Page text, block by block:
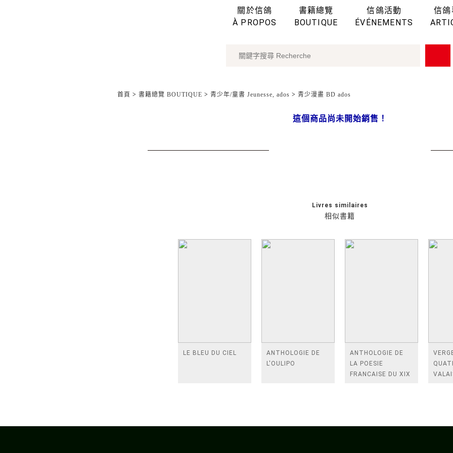
關於信鴿
À PROPOS
書籍總覽
BOUTIQUE
信鴿活動
ÉVÉNEMENTS
信鴿
首頁 > 書籍總覽 BOUTIQUE > 青少年/童書 Jeunesse, ados > 青少漫畫 BD ados
這個商品尚未開始銷售！
相似書籍
Livres similaires
LE BLEU DU CIEL
ANTHOLOGIE DE
L'OULIPO
ANTHOLOGIE DE
LA POESIE
FRANCAISE DU XIX